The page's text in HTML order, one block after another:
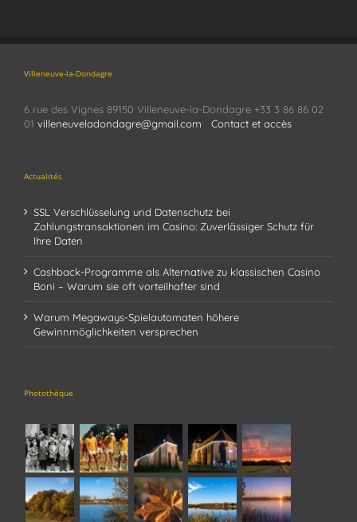
Villeneuve-la-Dondagre
6 rue des Vignes 89150 Villeneuve-la-Dondagre +33 3 86 86 02
01 villeneuveladondagre@gmail.com Contact et accès
Actualités
SSL Verschlüsselung und Datenschutz bei
Zahlungstransaktionen im Casino: Zuverlässiger Schutz für
Ihre Daten
Cashback-Programme als Alternative zu klassischen Casino
Boni – Warum sie oft vorteilhafter sind
Warum Megaways-Spielautomaten höhere
Gewinnmöglichkeiten versprechen
Photothèque